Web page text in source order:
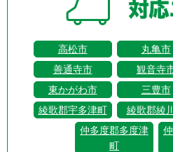
高松市 丸亀市
善通寺市
観音寺
東かがわ市
三豊市
綾歌郡宇多津町
綾歌郡綾
仲多度郡多度津
町